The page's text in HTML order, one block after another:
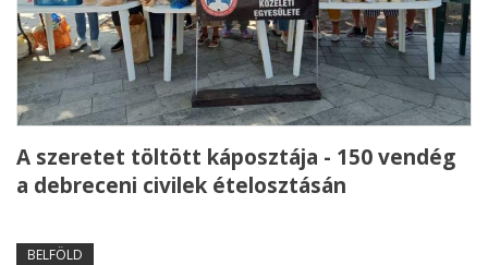
A szeretet töltött káposztája - 150 vendég
a debreceni civilek ételosztásán
BELFÖLD